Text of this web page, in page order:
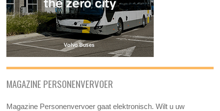
MAGAZINE PERSONENVERVOER
Magazine Personenvervoer gaat elektronisch. Wilt u uw